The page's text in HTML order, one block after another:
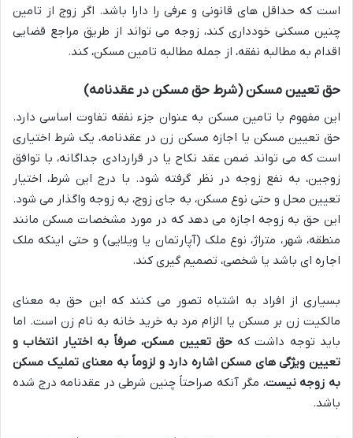
است که حداقل های قانونی و عرفی را دارا باشد. اگر زوج از تامین
چنین مسکنی خودداری کند، زوجه می تواند از طریق مراجع قضایی
اقدام به مطالبه نفقه، از جمله مطالبه تامین مسکن، کند.
حق تعیین مسکن (شرط حق مسکن در عقدنامه)
این مفهوم با تامین مسکن به عنوان جزء نفقه تفاوت اساسی دارد.
حق تعیین مسکن یا اجازه مسکن زن در عقدنامه، یک شرط اختیاری
است که می تواند ضمن عقد نکاح یا در قراردادی جداگانه، با توافق
زوجین، به نفع زوجه در نظر گرفته شود. با درج این شرط، اختیار
تعیین محل و حتی نوع مسکن، به جای زوج، به زوجه واگذار می شود.
این حق به زوجه اجازه می دهد که در مورد مشخصات مسکن مانند
منطقه، شهر، متراژ، نوع ملک (آپارتمان یا ویلایی) و حتی اینکه ملک
اجاره ای باشد یا شخصی، تصمیم گیری کند.
بسیاری از افراد به اشتباه تصور می کنند که این حق به معنای
مالکیت زن بر مسکن یا الزام مرد به خرید خانه به نام زن است. اما
باید توجه داشت کهحق تعیین مسکن، صرفاً به اختیار انتخاب و
تعیین ویژگی های مسکن اشاره دارد و لزوماً به معنای تملیک مسکن
به زوجه نیست، مگر آنکه صراحتاً چنین شرطی در عقدنامه درج شده
باشد.